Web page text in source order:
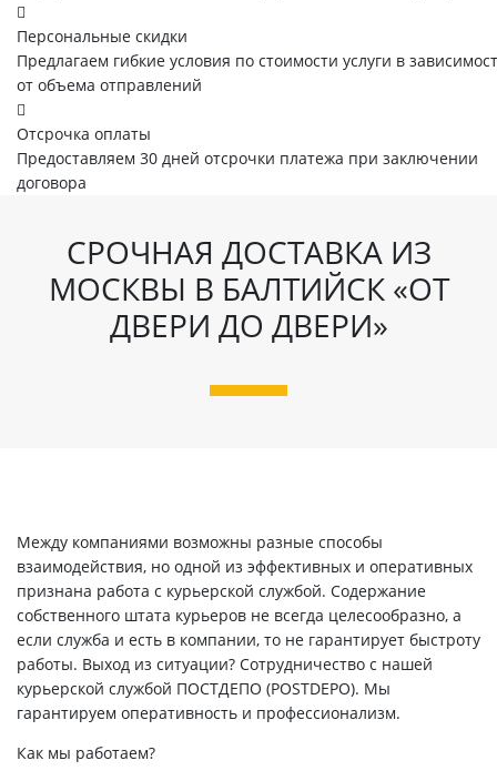
Персональные скидки
Предлагаем гибкие условия по стоимости услуги в
от объема отправлений
Отсрочка оплаты
Предоставляем 30 дней отсрочки платежа при заключении
договора
СРОЧНАЯ ДОСТАВКА ИЗ
МОСКВЫ В БАЛТИЙСК «ОТ
ДВЕРИ ДО ДВЕРИ»
Между компаниями возможны разные способы
взаимодействия, но одной из эффективных и оперативных
признана работа с курьерской службой. Содержание
собственного штата курьеров не всегда целесообразно, а
если служба и есть в компании, то не гарантирует быстроту
работы. Выход из ситуации? Сотрудничество с нашей
курьерской службой ПОСТДЕПО (POSTDEPO). Мы
гарантируем оперативность и профессионализм.
Как мы работаем?